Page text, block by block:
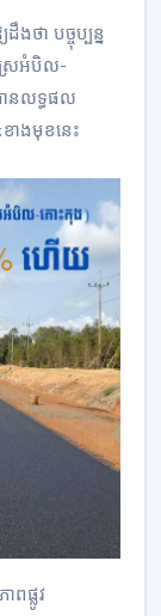
ថា បច្ចុប្បន្ន
រែអំបិល-
នលទ្ធផល
ាងមុខនេះ
ពផ្លូវ